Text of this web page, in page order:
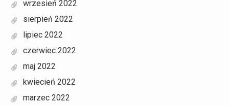
wrzesień 2022
sierpień 2022
lipiec 2022
czerwiec 2022
maj 2022
kwiecień 2022
marzec 2022